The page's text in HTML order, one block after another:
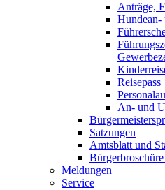
Anträge,
Hundean-
Reisepass
An- und
Satzungen
Amtsblatt und
Meldungen
Service